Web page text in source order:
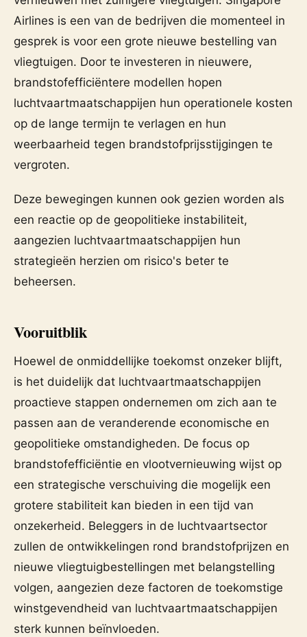
Airlines is een van de bedrijven die momenteel in
gesprek is voor een grote nieuwe bestelling van
vliegtuigen. Door te investeren in nieuwere,
brandstofefficiëntere modellen hopen
luchtvaartmaatschappijen hun operationele kosten
op de lange termijn te verlagen en hun
weerbaarheid tegen brandstofprijsstijgingen te
vergroten.
Deze bewegingen kunnen ook gezien worden als
een reactie op de geopolitieke instabiliteit,
aangezien luchtvaartmaatschappijen hun
strategieën herzien om risico's beter te
beheersen.
Vooruitblik
Hoewel de onmiddellijke toekomst onzeker blijft,
is het duidelijk dat luchtvaartmaatschappijen
proactieve stappen ondernemen om zich aan te
passen aan de veranderende economische en
geopolitieke omstandigheden. De focus op
brandstofefficiëntie en vlootvernieuwing wijst op
een strategische verschuiving die mogelijk een
grotere stabiliteit kan bieden in een tijd van
onzekerheid. Beleggers in de luchtvaartsector
zullen de ontwikkelingen rond brandstofprijzen en
nieuwe vliegtuigbestellingen met belangstelling
volgen, aangezien deze factoren de toekomstige
winstgevendheid van luchtvaartmaatschappijen
sterk kunnen beïnvloeden.